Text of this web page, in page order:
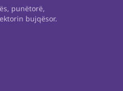
punëtorë,
bujqësor.